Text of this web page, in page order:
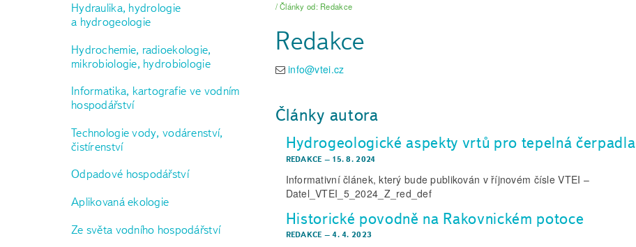
Hydraulika, hydrologie
a hydrogeologie
Hydrochemie, radioekologie,
mikrobiologie, hydrobiologie
Informatika, kartografie ve vodním
hospodářství
Technologie vody, vodárenství,
čistírenství
Odpadové hospodářství
Aplikovaná ekologie
Ze světa vodního hospodářství
/ Články od: Redakce
Redakce
info@vtei.cz
Články autora
Hydrogeologické aspekty vrtů pro tepelná čerpadla
REDAKCE – 15. 8. 2024
Informativní článek, který bude publikován v říjnovém čísle VTEI –
Datel_VTEI_5_2024_Z_red_def
Historické povodně na Rakovnickém potoce
REDAKCE –4. 4. 2023